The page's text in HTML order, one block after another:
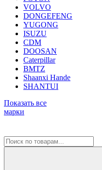
VOLVO
DONGEFENG
YUGONG
ISUZU
CDM
DOOSAN
Caterpillar
BMTZ
Shaanxi Hande
SHANTUI
Показать все
марки